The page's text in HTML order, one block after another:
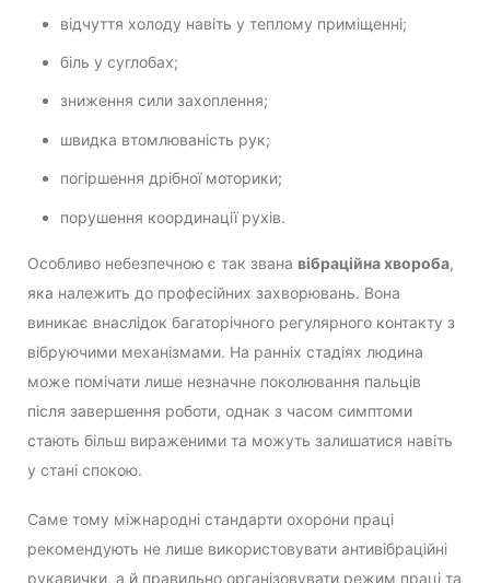
відчуття холоду навіть у теплому приміщенні;
біль у суглобах;
зниження сили захоплення;
швидка втомлюваність рук;
погіршення дрібної моторики;
порушення координації рухів.
Особливо небезпечною є так звана вібраційна хвороба,
яка належить до професійних захворювань. Вона
виникає внаслідок багаторічного регулярного контакту з
вібруючими механізмами. На ранніх стадіях людина
може помічати лише незначне поколювання пальців
після завершення роботи, однак з часом симптоми
стають більш вираженими та можуть залишатися навіть
у стані спокою.
Саме тому міжнародні стандарти охорони праці
рекомендують не лише використовувати антивібраційні
рукавички, а й правильно організовувати режим праці та